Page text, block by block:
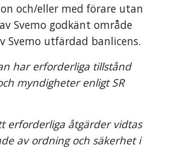
och/eller med förare utan
Svemo godkänt område
Svemo utfärdad banlicens.
har erforderliga tillstånd
myndigheter enligt SR
erforderliga åtgärder vidtas
av ordning och säkerhet i